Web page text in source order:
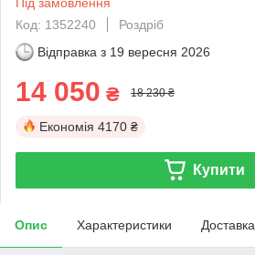
Код: 1352240
Роздріб
Відправка з 19 вересня 2026
14 050 ₴ 18 230 ₴
Економія 4170 ₴
Купити
Опис Характеристики Доставка